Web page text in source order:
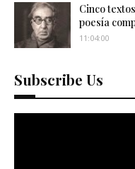
Cinco
poesía
11:04:00
Subscribe Us